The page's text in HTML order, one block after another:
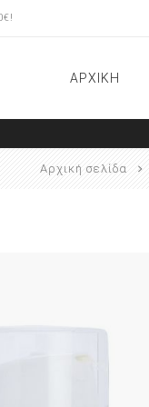
ΑΡΧΙΚΗ
ARKADA
Αρχική σελίδα